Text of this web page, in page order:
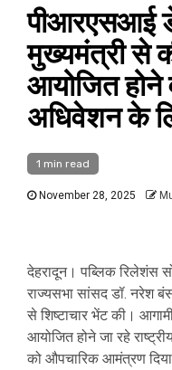
पीआरएसआई
मुख्यमंत्री से
आयोजित होने
अधिवेशन के
1 min read
November 28, 2025
देहरादून। पब्लिक रिलेशंस
राज्यसभा सांसद डॉ. नरेश
से शिष्टाचार भेंट की।
आयोजित होने जा रहे
को औपचारिक आमंत्रण